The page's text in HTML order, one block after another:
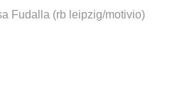
Fudalla (rb leipzig/motivio)